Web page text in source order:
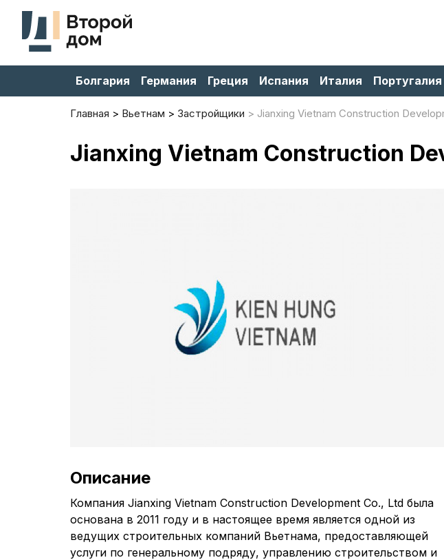
Болгария Германия Греция Испания Италия Португалия
Главная Вьетнам Застройщики Jianxing Vietnam Construction
Jianxing Vietnam Construction
Описание
Компания Jianxing Vietnam Construction Development Co., Ltd была
основана в 2011 году и в настоящее время является одной из
ведущих строительных компаний Вьетнама, предоставляющей
услуги по генеральному подряду, управлению строительством и